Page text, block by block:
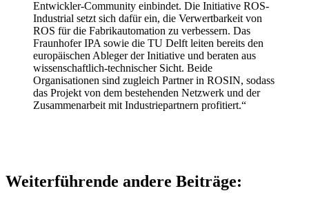
Entwickler-Community einbindet. Die Initiative ROS-
Industrial setzt sich dafür ein, die Verwertbarkeit von
ROS für die Fabrikautomation zu verbessern. Das
Fraunhofer IPA sowie die TU Delft leiten bereits den
europäischen Ableger der Initiative und beraten aus
wissenschaftlich-technischer Sicht. Beide
Organisationen sind zugleich Partner in ROSIN, sodass
das Projekt von dem bestehenden Netzwerk und der
Zusammenarbeit mit Industriepartnern profitiert.“
Weiterführende andere Beiträge: